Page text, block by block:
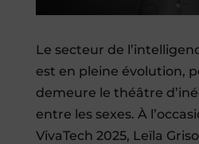
Le secteur de
est en pleine évolution,
demeure le théâtre
entre les sexes. À
VivaTech 2025, Leïla